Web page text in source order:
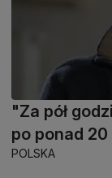
"Za pół
po ponad
POLSKA